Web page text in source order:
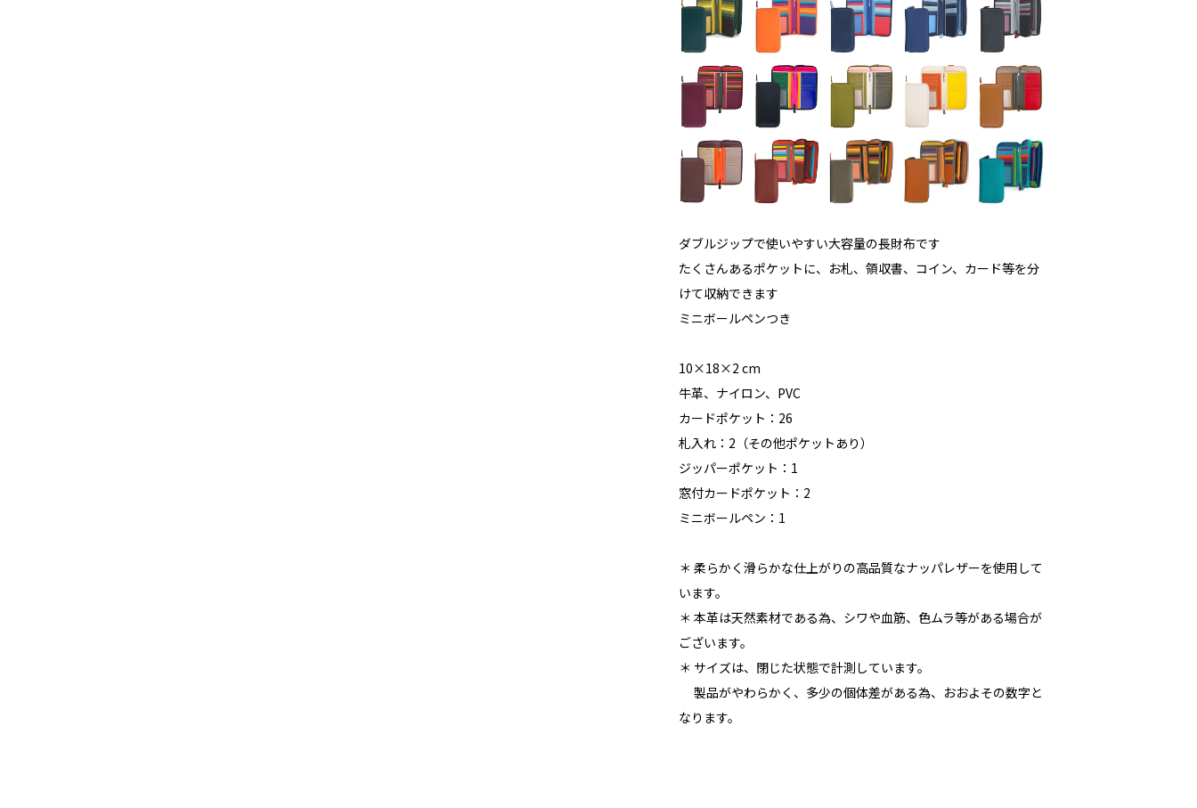
ダブルジップで使いやすい大容量の長財布です
たくさんあるポケットに、お札、領収書、コイン、カード等を分
けて収納できます
ミニボールペンつき
10×18×2 cm
牛革、ナイロン、PVC
カードポケット：26
札入れ：2（その他ポケットあり）
ジッパーポケット：1
窓付カードポケット：2
ミニボールペン：1
＊ 柔らかく滑らかな仕上がりの高品質なナッパレザーを使用して
います。
＊ 本革は天然素材である為、シワや血筋、色ムラ等がある場合が
ございます。
＊ サイズは、閉じた状態で計測しています。
製品がやわらかく、多少の個体差がある為、おおよその数字と
なります。